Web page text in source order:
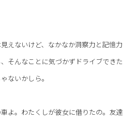
えないけど、なかなか洞察力と記憶力
そんなことに気づかずドライブできた
ないかしら。
よ。わたくしが彼女に借りたの。友達